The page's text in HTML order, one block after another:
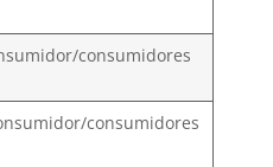
consumidores
consumidores